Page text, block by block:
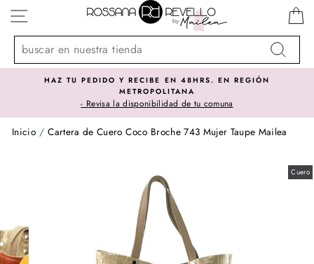
directamente
contenido
NAVEGACIÓN
Buscar
HAZ TU PEDIDO Y RECIBE EN 48HRS. EN REGIÓN
METROPOLITANA
- Revisa la disponibilidad de tu comuna
Inicio / Cartera de Cuero Coco Broche 743 Mujer Taupe Mailea
Cuero